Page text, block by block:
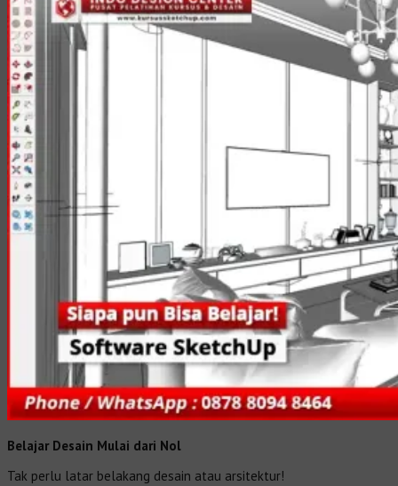
Belajar Desain Mulai dari Nol
Tak perlu latar belakang desain atau arsitektur!